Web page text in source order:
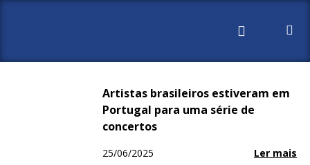
Início 2025 Junho 25
Artistas brasileiros estiveram em
Portugal para uma série de
concertos
25/06/2025 Ler mais